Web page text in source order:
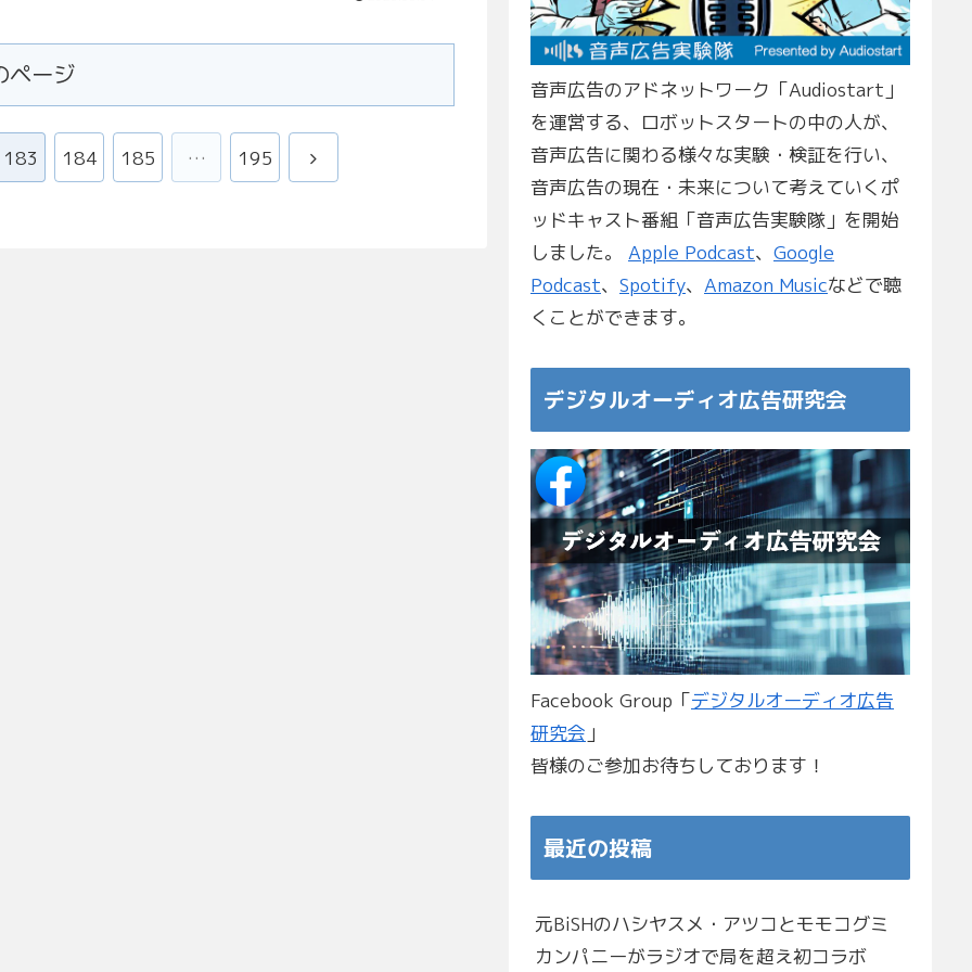
ページ
183 184 185 … 195
次
音声広告のアドネットワーク「Audiostart」
を運営する、ロボットスタートの中の人が、
音声広告に関わる様々な実験・検証を行い、
音声広告の現在・未来について考えていくポ
ッドキャスト番組「音声広告実験隊」を開始
しました。 Apple Podcast、 Google
Podcast、 Spotify、 Amazon Musicなどで聴
くことができます。
デジタルオーディオ広告研究会
Facebook Group「デジタルオーディオ広告
研究会 」
皆様のご参加お待ちしております！
最近の投稿
元BiSHのハシヤスメ・アツコとモモコグミ
カンパニーがラジオで局を超え初コラボ